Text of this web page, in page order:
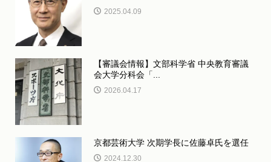
2025.04.09
【審議会情報】文部科学省 中央教育審議
会大学分科会「...
2026.04.17
京都芸術大学 次期学長に佐藤卓氏を選任
2024.12.30